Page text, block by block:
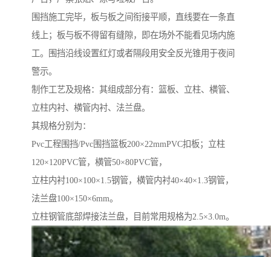
围挡施工完毕，板与板之间衔接平顺，直线要在一条直
线上；板与板不得留有缝隙，即在场外不能看见场内施
工。围挡沿线设置红灯或者隔段用安全反光锥用于夜间
警示。
制作工艺及规格：其组成部分有：篮板、立柱、横管、
立柱内衬、横管内衬、法兰盘。
其规格分别为：
Pvc工程围挡/Pvc围挡篮板200×22mmPVC扣板；立柱
120×120PVC管，横管50×80PVC管，
立柱内衬100×100×1.5钢管，横管内衬40×40×1.3钢管，
法兰盘100×150×6mm。
立柱钢管底部焊接法兰盘，目前常用规格为2.5×3.0m。